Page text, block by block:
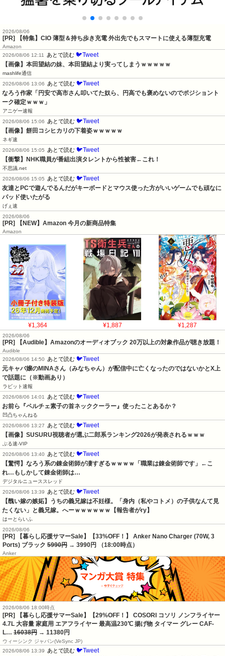
2026/08/06
[PR] 【特集】CIO 薄型＆持ち歩き充電 外出先でもスマートに使える薄型充電
Amazon
2026/08/06 12:11 あとで読む 🐦Tweet
【画像】本田望結の妹、本田望結より実ってしまうｗｗｗｗｗ
mashlife通信
2026/08/06 13:06 あとで読む 🐦Tweet
なろう作家「円安で高市さん叩いてた奴ら、円高でも褒めないのでポジショント
ーク確定ｗｗｗ」
アニゲー速報
2026/08/06 15:06 あとで読む 🐦Tweet
【画像】餅田コシヒカリの下着姿ｗｗｗｗｗ
ネギ速
2026/08/06 15:05 あとで読む 🐦Tweet
【衝撃】NHK職員が番組出演タレントから性被害←これ！
不思議.net
2026/08/06 15:05 あとで読む 🐦Tweet
友達とPCで遊んでるんだがキーボードとマウス使った方がいいゲームでも頑なに
パッド使いたがる
げぇ速
2026/08/06
[PR] 【NEW】Amazon 今月の新商品特集
Amazon
¥1,364 ¥1,887 ¥1,287
2026/08/06
[PR] 【Audible】Amazonのオーディオブック 20万以上の対象作品が聴き放題！
Audible
2026/08/06 14:50
あとで読む 🐦Tweet
元キャバ嬢のMINAさん（みなちゃん）が配信中に亡くなったのではないかとX上
で話題に（※動画あり）
ラビット速報
2026/08/06 14:01
あとで読む 🐦Tweet
お前ら『ペルチェ素子の首ネッククーラー』使ったことあるか？
凹凸ちゃんねる
2026/08/06 13:27
あとで読む 🐦Tweet
【画像】SUSURU視聴者が選ぶ二郎系ランキング2026が発表されるｗｗｗ
ぶる速-VIP
2026/08/06 13:40
あとで読む 🐦Tweet
【驚愕】なろう系の錬金術師が凄すぎるｗｗｗｗ「職業は錬金術師です」←こ
れ…もしかして錬金術師は…
デジタルニューススレッド
2026/08/06 13:39
あとで読む 🐦Tweet
【醜い嫁の嫉妬】うちの義兄嫁は不妊様。「身内（私やコトメ）の子供なんて見
たくない」と義兄嫁。へーｗｗｗｗｗｗ【報告者がry】
はーとらいふ
2026/08/06
[PR] 【暮らし応援サマーSale】【33%OFF！】 Anker Nano Charger (70W, 3
Ports) ブラック 5990円 → 3990円 （18:00時点）
Anker
2026/08/06 18:00時点
[PR] 【暮らし応援サマーSale】【29%OFF！】 COSORI コソリ ノンフライヤー
4.7L 大容量 家庭用 エアフライヤー 最高温230℃ 揚げ物 タイマー グレー CAF-
L… 16038円 → 11380円
ウィーシンク ジャパン(VeSync JP)
2026/08/06 13:39
あとで読む 🐦Tweet